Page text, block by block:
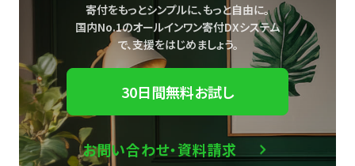
寄付をもっとシンプルに、もっと自由に。
国内No.1のオールインワン寄付DXシステム
で、支援をはじめましょう。
30日間無料お試し
お問い合わせ・資料請求